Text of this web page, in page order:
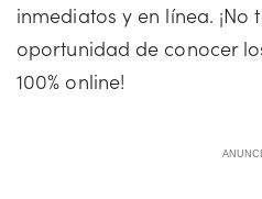
inmediatos y en línea. ¡No
oportunidad de conocer
100% online!